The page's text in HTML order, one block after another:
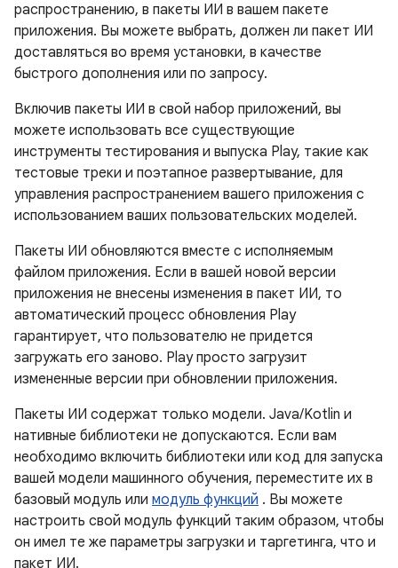
распространению, в пакеты ИИ в вашем пакете
приложения. Вы можете выбрать, должен ли пакет ИИ
доставляться во время установки, в качестве
быстрого дополнения или по запросу.
Включив пакеты ИИ в свой набор приложений, вы
можете использовать все существующие
инструменты тестирования и выпуска Play, такие как
тестовые треки и поэтапное развертывание, для
управления распространением вашего приложения с
использованием ваших пользовательских моделей.
Пакеты ИИ обновляются вместе с исполняемым
файлом приложения. Если в вашей новой версии
приложения не внесены изменения в пакет ИИ, то
автоматический процесс обновления Play
гарантирует, что пользователю не придется
загружать его заново. Play просто загрузит
измененные версии при обновлении приложения.
Пакеты ИИ содержат только модели. Java/Kotlin и
нативные библиотеки не допускаются. Если вам
необходимо включить библиотеки или код для запуска
вашей модели машинного обучения, переместите их в
базовый модуль или модуль функций . Вы можете
настроить свой модуль функций таким образом, чтобы
он имел те же параметры загрузки и таргетинга, что и
пакет ИИ.